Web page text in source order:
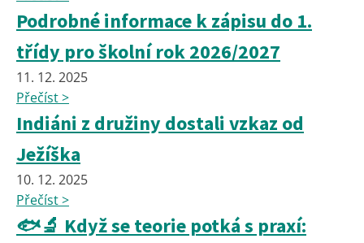
Podrobné informace k zápisu do 1.
třídy pro školní rok 2026/2027
11. 12. 2025
Přečíst >
Indiáni z družiny dostali vzkaz od
Ježíška
10. 12. 2025
Přečíst >
🐟🔬 Když se teorie potká s praxí: